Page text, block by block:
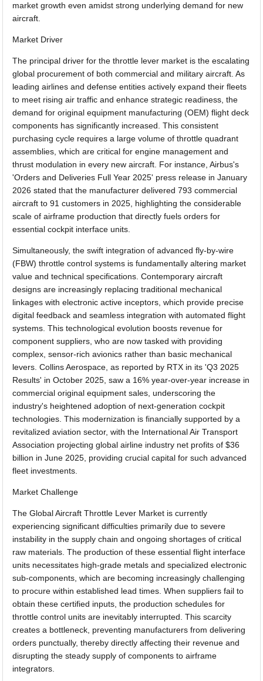
market growth even amidst strong underlying demand for new
aircraft.
Market Driver
The principal driver for the throttle lever market is the escalating
global procurement of both commercial and military aircraft. As
leading airlines and defense entities actively expand their fleets
to meet rising air traffic and enhance strategic readiness, the
demand for original equipment manufacturing (OEM) flight deck
components has significantly increased. This consistent
purchasing cycle requires a large volume of throttle quadrant
assemblies, which are critical for engine management and
thrust modulation in every new aircraft. For instance, Airbus's
'Orders and Deliveries Full Year 2025' press release in January
2026 stated that the manufacturer delivered 793 commercial
aircraft to 91 customers in 2025, highlighting the considerable
scale of airframe production that directly fuels orders for
essential cockpit interface units.
Simultaneously, the swift integration of advanced fly-by-wire
(FBW) throttle control systems is fundamentally altering market
value and technical specifications. Contemporary aircraft
designs are increasingly replacing traditional mechanical
linkages with electronic active inceptors, which provide precise
digital feedback and seamless integration with automated flight
systems. This technological evolution boosts revenue for
component suppliers, who are now tasked with providing
complex, sensor-rich avionics rather than basic mechanical
levers. Collins Aerospace, as reported by RTX in its 'Q3 2025
Results' in October 2025, saw a 16% year-over-year increase in
commercial original equipment sales, underscoring the
industry's heightened adoption of next-generation cockpit
technologies. This modernization is financially supported by a
revitalized aviation sector, with the International Air Transport
Association projecting global airline industry net profits of $36
billion in June 2025, providing crucial capital for such advanced
fleet investments.
Market Challenge
The Global Aircraft Throttle Lever Market is currently
experiencing significant difficulties primarily due to severe
instability in the supply chain and ongoing shortages of critical
raw materials. The production of these essential flight interface
units necessitates high-grade metals and specialized electronic
sub-components, which are becoming increasingly challenging
to procure within established lead times. When suppliers fail to
obtain these certified inputs, the production schedules for
throttle control units are inevitably interrupted. This scarcity
creates a bottleneck, preventing manufacturers from delivering
orders punctually, thereby directly affecting their revenue and
disrupting the steady supply of components to airframe
integrators.